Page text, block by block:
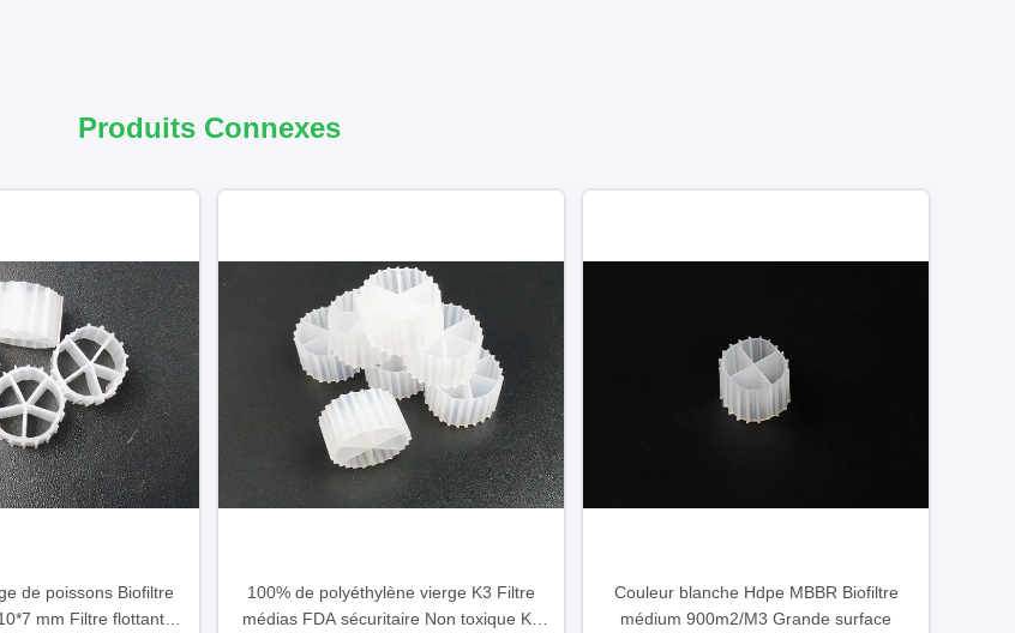
Produits Connexes
de poissons Biofiltre
mm Filtre flottant
100% de polyéthylène vierge K3 Filtre
médias FDA sécuritaire Non toxique K1
Couleur blanche Hdpe MBBR Biofiltre
médium 900m2/M3 Grande surface